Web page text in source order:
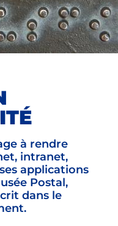
à rendre
intranet,
applications
Postal,
dans le